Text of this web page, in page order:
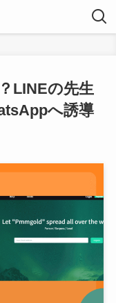
LINEの先生
へ誘導